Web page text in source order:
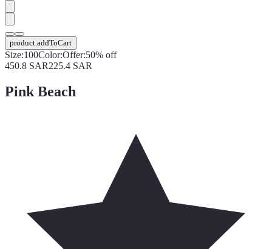
product.addToCart
Size:100Color:Offer:50% off
450.8 SAR225.4 SAR
Pink Beach